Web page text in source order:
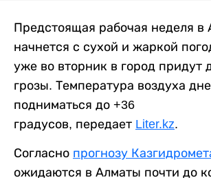
Предстоящая рабочая неделя в
начнется с сухой и жаркой
уже во вторник в город придут
грозы. Температура воздуха
подниматься до +36
градусов, передает Liter.kz.
Согласно прогнозу
ожидаются в Алматы почти до